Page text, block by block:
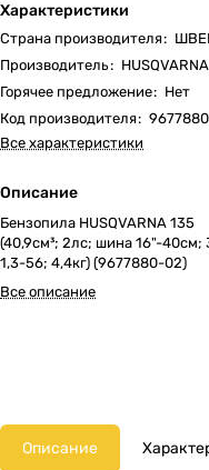
Характеристики
Страна производителя:
Производитель: HUSQVARNA
Горячее предложение: Нет
Код производителя:
Все характеристики
Описание
Бензопила HUSQVARNA 135
(40,9см³; 2лс; шина 16"-
1,3-56; 4,4кг) (9677880-02)
Все описание
Описание